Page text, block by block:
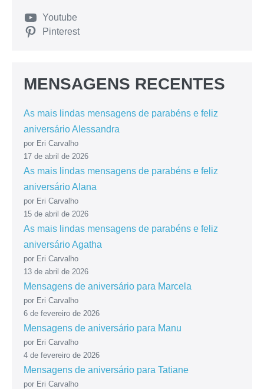
Youtube
Pinterest
MENSAGENS RECENTES
As mais lindas mensagens de parabéns e feliz
aniversário Alessandra
por Eri Carvalho
17 de abril de 2026
As mais lindas mensagens de parabéns e feliz
aniversário Alana
por Eri Carvalho
15 de abril de 2026
As mais lindas mensagens de parabéns e feliz
aniversário Agatha
por Eri Carvalho
13 de abril de 2026
Mensagens de aniversário para Marcela
por Eri Carvalho
6 de fevereiro de 2026
Mensagens de aniversário para Manu
por Eri Carvalho
4 de fevereiro de 2026
Mensagens de aniversário para Tatiane
por Eri Carvalho